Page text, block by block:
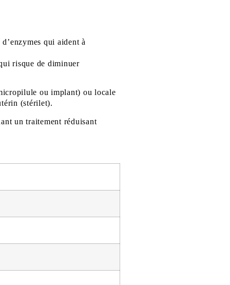
qui aident à
risque de diminuer
ou implant) ou locale
(stérilet).
un traitement réduisant